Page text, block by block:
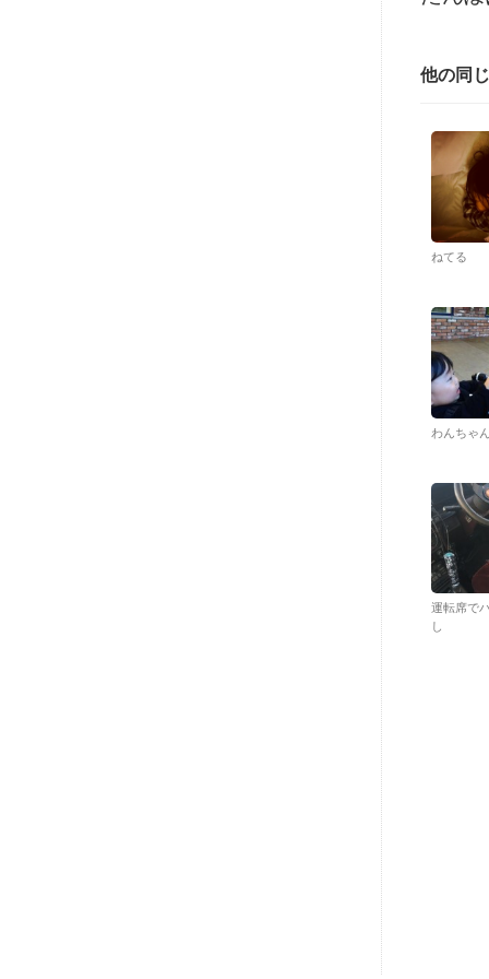
他の同
ねてる
わんちゃ
運転席で
し